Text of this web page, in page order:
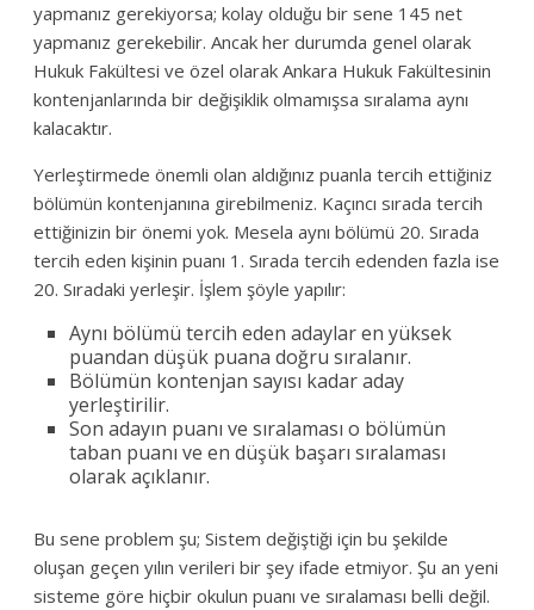
yapmanız gerekiyorsa; kolay olduğu bir sene 145 net
yapmanız gerekebilir. Ancak her durumda genel olarak
Hukuk Fakültesi ve özel olarak Ankara Hukuk Fakültesinin
kontenjanlarında bir değişiklik olmamışsa sıralama aynı
kalacaktır.
Yerleştirmede önemli olan aldığınız puanla tercih ettiğiniz
bölümün kontenjanına girebilmeniz. Kaçıncı sırada tercih
ettiğinizin bir önemi yok. Mesela aynı bölümü 20. Sırada
tercih eden kişinin puanı 1. Sırada tercih edenden fazla ise
20. Sıradaki yerleşir. İşlem şöyle yapılır:
Aynı bölümü tercih eden adaylar en yüksek
puandan düşük puana doğru sıralanır.
Bölümün kontenjan sayısı kadar aday
yerleştirilir.
Son adayın puanı ve sıralaması o bölümün
taban puanı ve en düşük başarı sıralaması
olarak açıklanır.
Bu sene problem şu; Sistem değiştiği için bu şekilde
oluşan geçen yılın verileri bir şey ifade etmiyor. Şu an yeni
sisteme göre hiçbir okulun puanı ve sıralaması belli değil.